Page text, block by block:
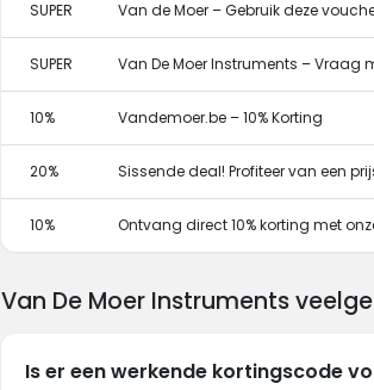
SUPER Van de Moer – Gebruik deze
SUPER Van De Moer Instruments – Vraag
10% Vandemoer.be – 10% Korting
20% Sissende deal! Profiteer van een
10% Ontvang direct 10% korting met
Van De Moer Instruments
Is er een werkende kortingscode